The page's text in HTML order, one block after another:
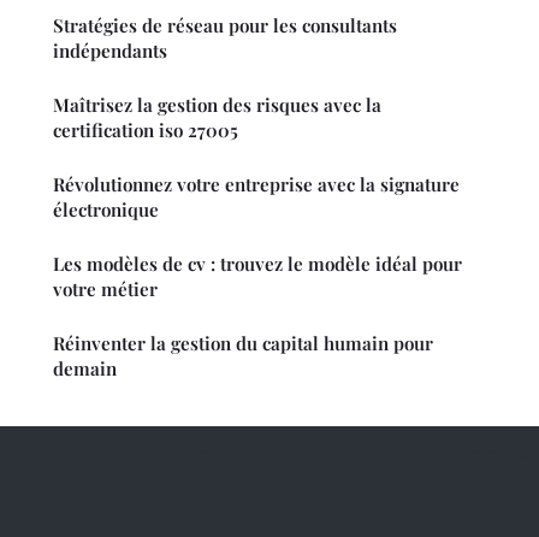
Stratégies de réseau pour les consultants
indépendants
Maîtrisez la gestion des risques avec la
certification iso 27005
Révolutionnez votre entreprise avec la signature
électronique
Les modèles de cv : trouvez le modèle idéal pour
votre métier
Réinventer la gestion du capital humain pour
demain